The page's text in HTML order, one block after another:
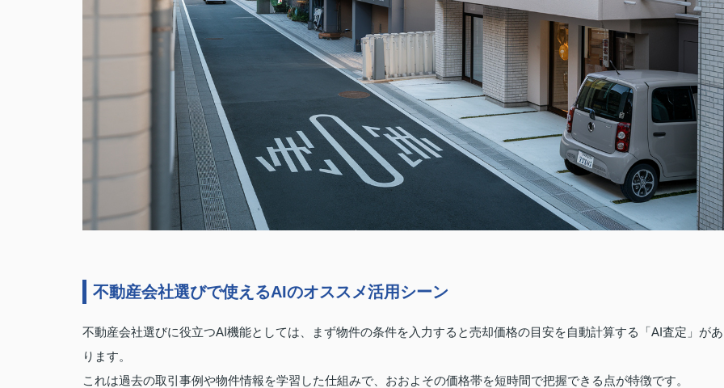
不動産会社選びで使えるAIのオススメ活用シーン
不動産会社選びに役立つAI機能としては、まず物件の条件を入力すると売却価格の目安を自動計算する「AI査定」があ
ります。
これは過去の取引事例や物件情報を学習した仕組みで、おおよその価格帯を短時間で把握できる点が特徴です。